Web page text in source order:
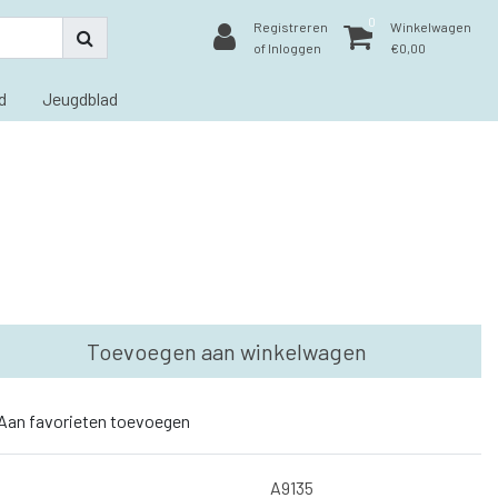
Registreren
of Inloggen
0
Winkelwagen
€0,00
Jeugdblad
Toevoegen aan winkelwagen
favorieten toevoegen
A9135